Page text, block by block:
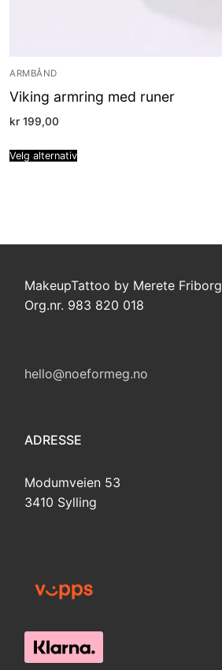
ARMBÅND
Viking armring med runer
kr 199,00
Velg alternativ
MakeupTattoo by Merete Friborg
Org.nr. 983 820 018
hello@noeformeg.no
ADRESSE
Modumveien 53
3410 Sylling